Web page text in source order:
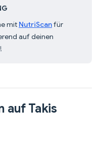
mit NutriScanfür
auf deinen
auf Takis